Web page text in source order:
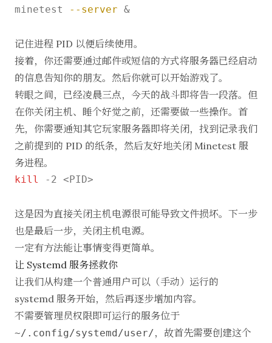
minetest --server &
记住进程 PID 以便后续使用。
接着，你还需要通过邮件或短信的方式将服务器已经启动
的信息告知你的朋友。然后你就可以开始游戏了。
转眼之间，已经凌晨三点，今天的战斗即将告一段落。但
在你关闭主机、睡个好觉之前，还需要做一些操作。首
先，你需要通知其它玩家服务器即将关闭，找到记录我们
之前提到的 PID 的纸条，然后友好地关闭 Minetest 服
务进程。
kill -2 <PID>
这是因为直接关闭主机电源很可能导致文件损坏。下一步
也是最后一步，关闭主机电源。
一定有方法能让事情变得更简单。
让 Systemd 服务拯救你
让我们从构建一个普通用户可以（手动）运行的
systemd 服务开始，然后再逐步增加内容。
不需要管理员权限即可运行的服务位于
~/.config/systemd/user/，故首先需要创建这个